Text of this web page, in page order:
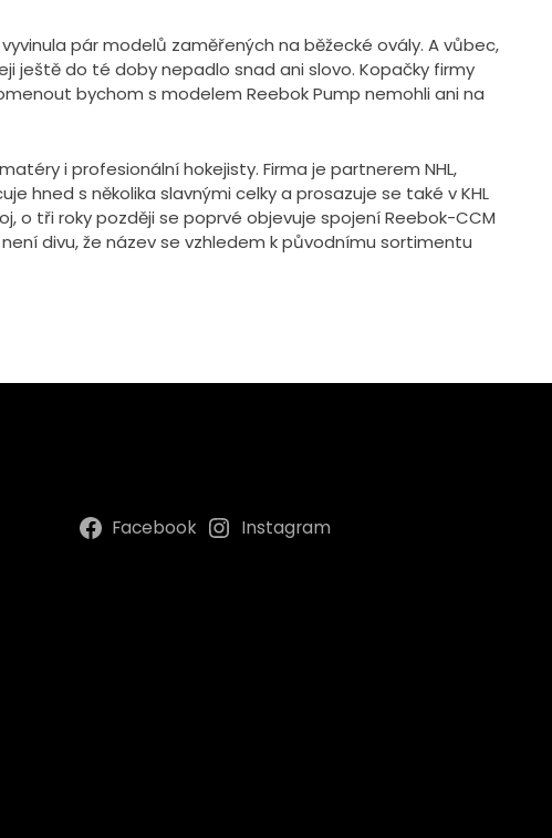
pár modelů zaměřených na běžecké ovály. A vůbec,
ještě do té doby nepadlo snad ani slovo. Kopačky firmy
bychom s modelem Reebok Pump nemohli ani na
i profesionální hokejisty. Firma je partnerem NHL,
hned s několika slavnými celky a prosazuje se také v KHL
o tři roky později se poprvé objevuje spojení Reebok-CCM
divu, že název se vzhledem k původnímu sortimentu
Facebook Instagram